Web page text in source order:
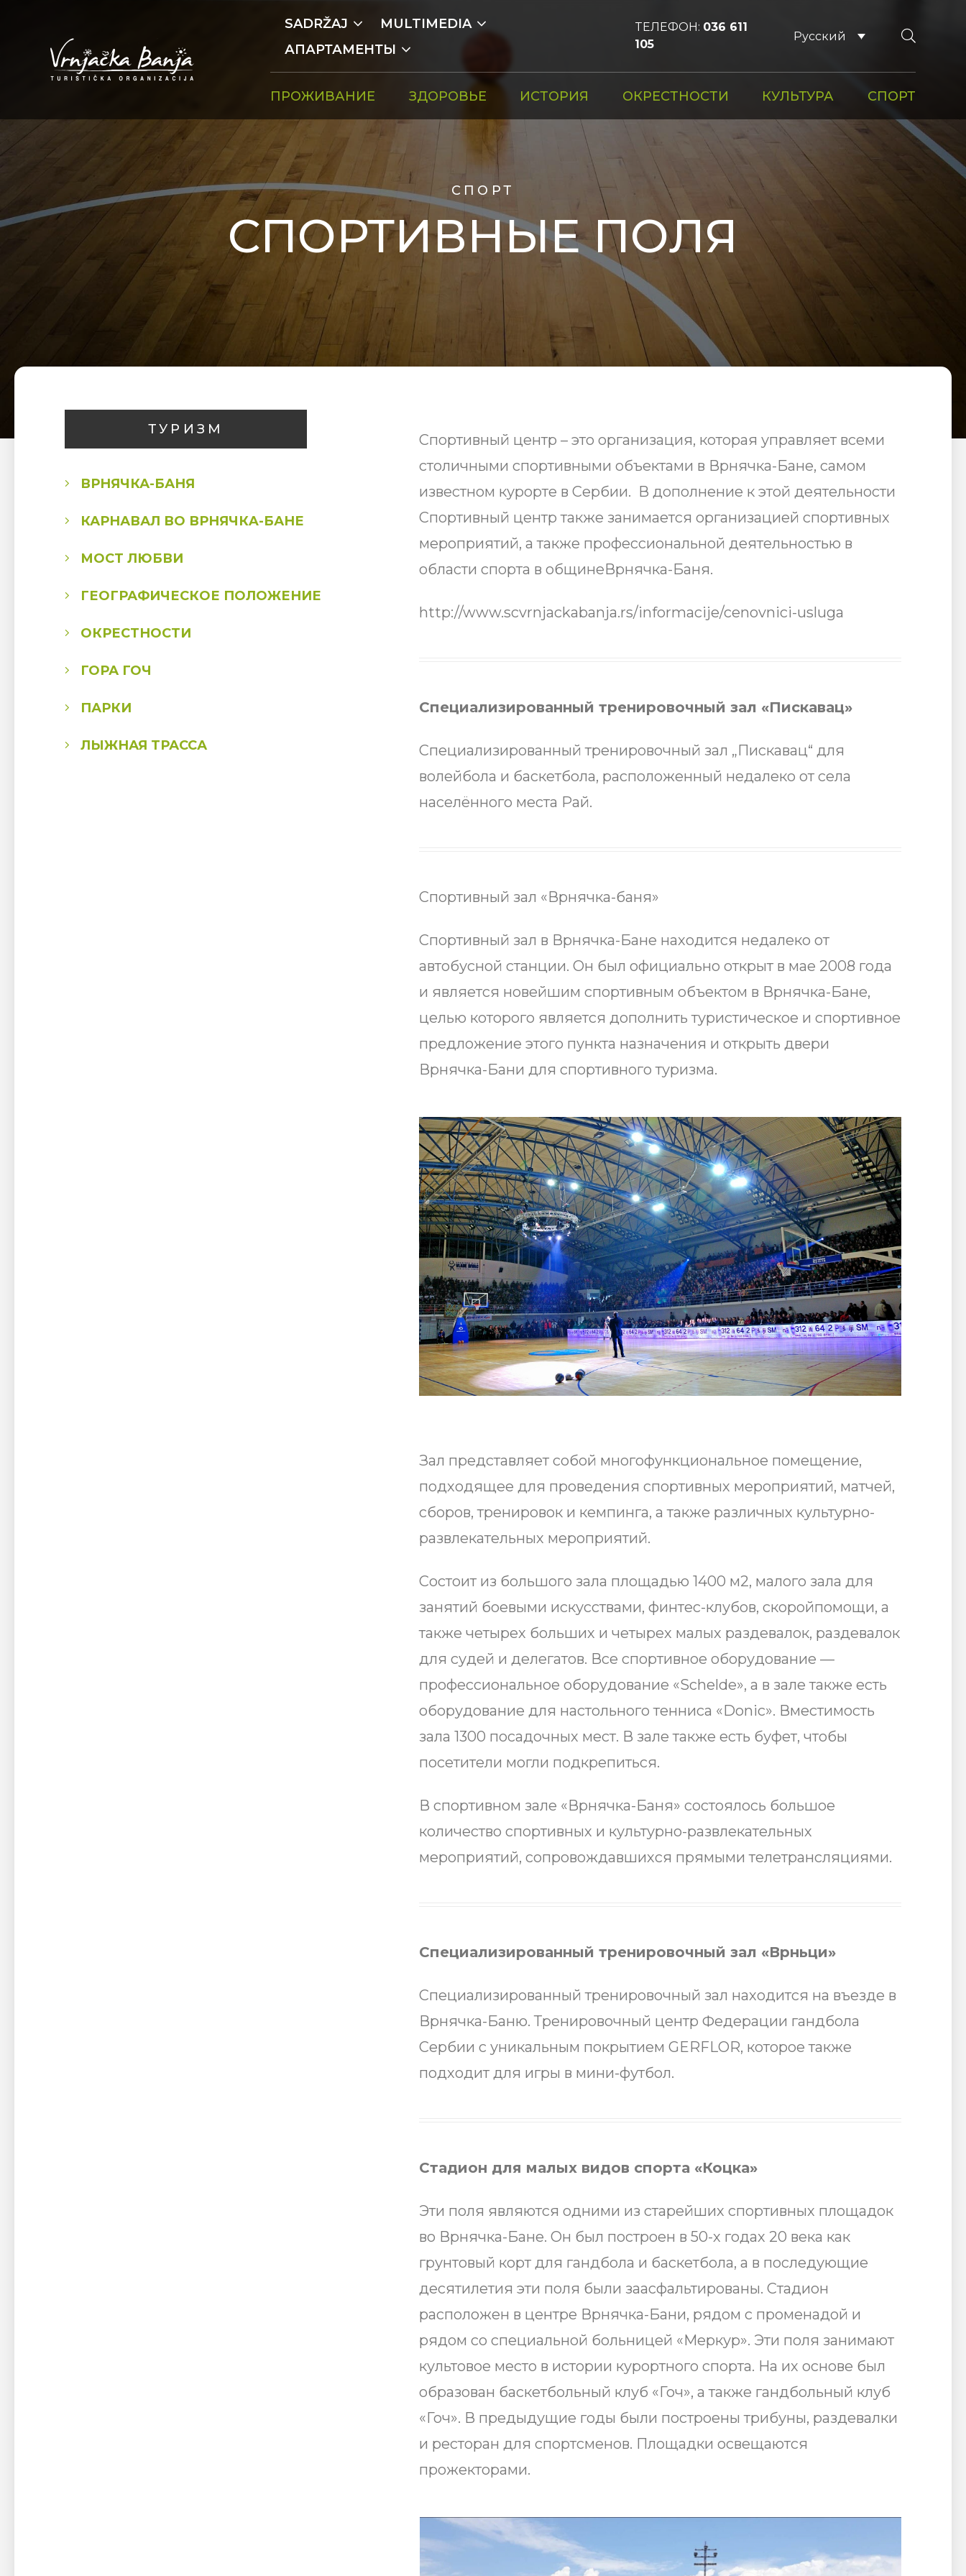
SADRŽAJ
MULTIMEDIA
АПАРТАМЕНТЫ
TEЛЕФОН: 036 611
105
Русский
ПРОЖИВАНИЕ ЗДОРОВЬЕ ИСТОРИЯ ОКРЕСТНОСТИ КУЛЬТУРА СПОРТ
СПОРТ
СПОРТИВНЫЕ ПОЛЯ
ТУРИЗМ
ВРНЯЧКА-БАНЯ
КАРНАВАЛ ВО ВРНЯЧКA-БАНЕ
МОСТ ЛЮБВИ
ГЕОГРАФИЧЕСКОЕ ПОЛОЖЕНИЕ
ОКРЕСТНОСТИ
ГОРА ГОЧ
ПАРКИ
ЛЫЖНАЯ ТРАССА
Спортивный центр – это организация, которая управляет всеми
столичными спортивными объектами в Врнячка-Бане, самом
известном курорте в Сербии. В дополнение к этой деятельности
Спортивный центр также занимается организацией спортивных
мероприятий, а также профессиональной деятельностью в
области спорта в общинеВрнячка-Баня.
http://www.scvrnjackabanja.rs/informacije/cenovnici-usluga
Специализированный тренировочный зал «Пискавац»
Специализированный тренировочный зал „Пискавац“ для
волейбола и баскетбола, расположенный недалеко от села
населённого места Рай.
Спортивный зал «Врнячка-баня»
Спортивный зал в Врнячка-Бане находится недалеко от
автобусной станции. Он был официально открыт в мае 2008 года
и является новейшим спортивным объектом в Врнячка-Бане,
целью которого является дополнить туристическое и спортивное
предложение этого пункта назначения и открыть двери
Врнячка-Бани для спортивного туризма.
Зал представляет собой многофункциональное помещение,
подходящее для проведения спортивных мероприятий, матчей,
сборов, тренировок и кемпинга, а также различных культурно-
развлекательных мероприятий.
Состоит из большого зала площадью 1400 м2, малого зала для
занятий боевыми искусствами, финтес-клубов, скоройпомощи, а
также четырех больших и четырех малых раздевалок, раздевалок
для судей и делегатов. Все спортивное оборудование —
профессиональное оборудование «Schelde», а в зале также есть
оборудование для настольного тенниса «Donic». Вместимость
зала 1300 посадочных мест. В зале также есть буфет, чтобы
посетители могли подкрепиться.
В спортивном зале «Врнячка-Баня» состоялось большое
количество спортивных и культурно-развлекательных
мероприятий, сопровождавшихся прямыми телетрансляциями.
Специализированный тренировочный зал «Врньци»
Специализированный тренировочный зал находится на въезде в
Врнячка-Баню. Тренировочный центр Федерации гандбола
Сербии с уникальным покрытием GERFLOR, которое также
подходит для игры в мини-футбол.
Стадион для малых видов спорта «Коцка»
Эти поля являются одними из старейших спортивных площадок
во Врнячка-Бане. Он был построен в 50-х годах 20 века как
грунтовый корт для гандбола и баскетбола, а в последующие
десятилетия эти поля были заасфальтированы. Стадион
расположен в центре Врнячка-Бани, рядом с променадой и
рядом со специальной больницей «Меркур». Эти поля занимают
культовое место в истории курортного спорта. На их основе был
образован баскетбольный клуб «Гоч», а также гандбольный клуб
«Гоч». В предыдущие годы были построены трибуны, раздевалки
и ресторан для спортсменов. Площадки освещаются
прожекторами.